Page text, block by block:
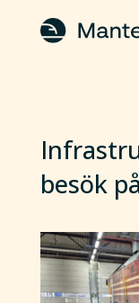
besök